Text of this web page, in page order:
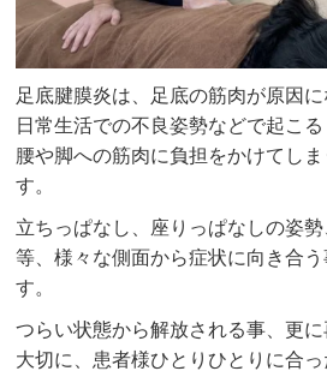
足底腱膜炎は、足底の筋肉が原因に
日常生活での不良姿勢などで起こ
腰や脚への筋肉に負担をかけてし
す。
立ちっぱなし、座りっぱなしの姿
等、様々な側面から症状に向き合
す。
つらい状態から解放される事、更
大切に、患者様ひとりひとりに合